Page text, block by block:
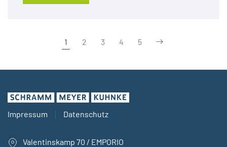
1 2 3 4 5
Impressum Datenschutz
Valentinskamp 70 / EMPORIO